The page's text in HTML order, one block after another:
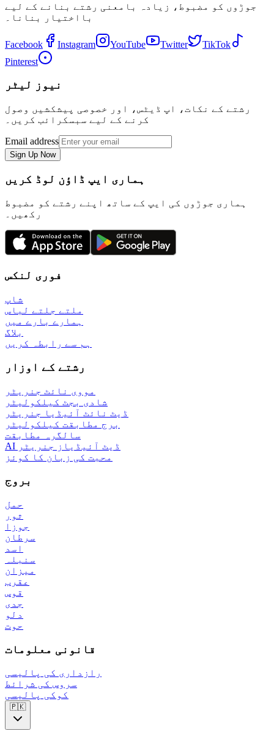
جوڑوں کو مضبوط، زیادہ بامعنی رشتے بنانے کے لیے
بااختیار بنانا۔
Facebook Instagram YouTube Twitter
TikTok
Pinterest
نیوز لیٹر
رشتے کے نکات، اپ ڈیٹس، اور خصوصی پیشکشیں وصول
کرنے کے لیے سبسکرائب کریں۔
Email address
Sign Up Now
ہماری ایپ ڈاؤن لوڈ کریں
ہماری جوڑوں کی ایپ کے ساتھ اپنے رشتے کو مضبوط
رکھیں۔
فوری لنکس
شاپ
ملتے جلتے لباس
ہمارے بارے میں
بلاگ
ہم سے رابطہ کریں
رشتے کے اوزار
مووی نائٹ جنریٹر
شادی بجٹ کیلکولیٹر
ڈیٹ نائٹ آئیڈیا جنریٹر
برج مطابقت کیلکولیٹر
سالگرہ مطابقت
AI ڈیٹ آئیڈیاز جنریٹر
محبت کی زبان کا کوئز
بروج
حمل
ثور
جوزا
سرطان
اسد
سنبلہ
میزان
عقرب
قوس
جدی
دلو
حوت
قانونی معلومات
رازداری کی پالیسی
سروس کی شرائط
کوکی پالیسی
🇵🇰